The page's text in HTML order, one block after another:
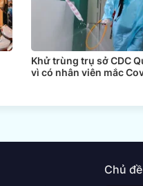
Khử trùng trụ sở CDC
vì có nhân viên mắc
Chủ đề